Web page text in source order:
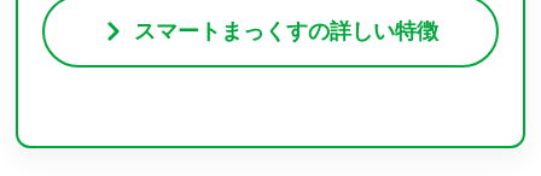
スマートまっくすの詳しい特徴